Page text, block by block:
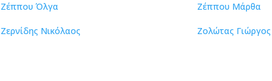
Ζέππου Όλγα Ζέππου Μάρθα
Ζερνίδης Νικόλαος Ζολώτας Γιώργος